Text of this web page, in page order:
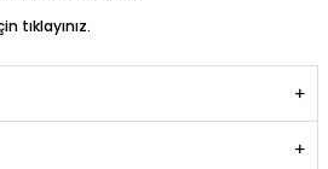
tıklayınız.